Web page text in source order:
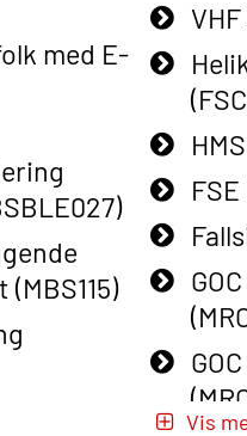
med E-
Vis